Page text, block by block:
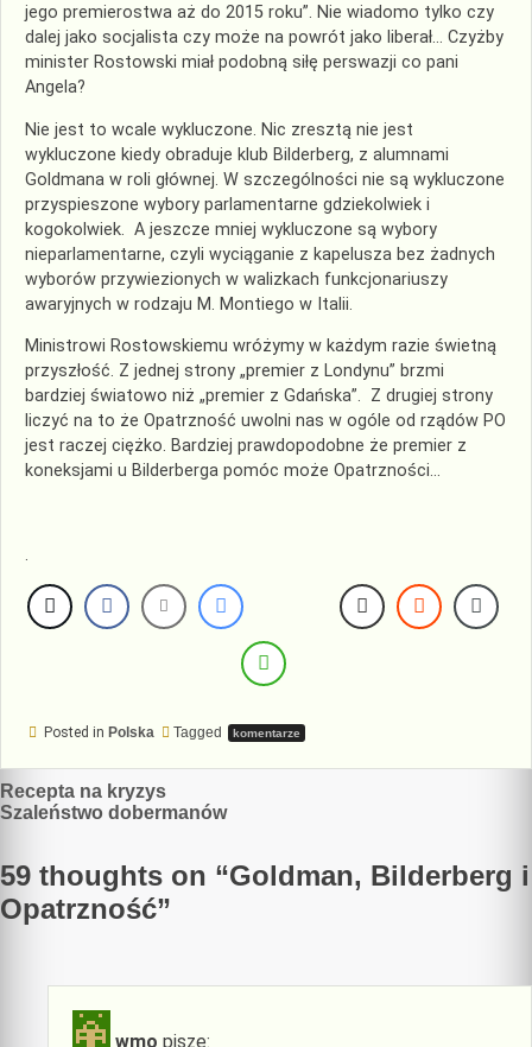
jego premierostwa aż do 2015 roku”. Nie wiadomo tylko czy
dalej jako socjalista czy może na powrót jako liberał… Czyżby
minister Rostowski miał podobną siłę perswazji co pani
Angela?
Nie jest to wcale wykluczone. Nic zresztą nie jest
wykluczone kiedy obraduje klub Bilderberg, z alumnami
Goldmana w roli głównej. W szczególności nie są wykluczone
przyspieszone wybory parlamentarne gdziekolwiek i
kogokolwiek. A jeszcze mniej wykluczone są wybory
nieparlamentarne, czyli wyciąganie z kapelusza bez żadnych
wyborów przywiezionych w walizkach funkcjonariuszy
awaryjnych w rodzaju M. Montiego w Italii.
Ministrowi Rostowskiemu wróżymy w każdym razie świetną
przyszłość. Z jednej strony „premier z Londynu” brzmi
bardziej światowo niż „premier z Gdańska”. Z drugiej strony
liczyć na to że Opatrzność uwolni nas w ogóle od rządów PO
jest raczej ciężko. Bardziej prawdopodobne że premier z
koneksjami u Bilderberga pomóc może Opatrzności…
.
Posted in Polska Tagged komentarze
Nawigacja
wpisu
Recepta na kryzys
Szaleństwo dobermanów
59 thoughts on “Goldman, Bilderberg i
Opatrzność”
wmo pisze: